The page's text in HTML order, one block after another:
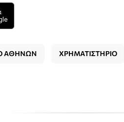
ΑΘΗΝΩΝ ΧΡΗΜΑΤΙΣΤΗΡΙΟ